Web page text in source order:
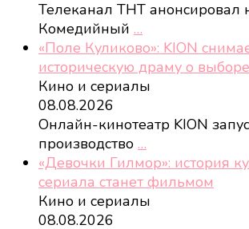
Телеканал ТНТ анонсировал
Комедийный …
«Поле Куликово»: KION
историческую драму о
Кино и сериалы
08.08.2026
Онлайн-кинотеатр KION
производство …
«Девочки Гилмор»: история
сериала станет фильмом
Кино и сериалы
08.08.2026